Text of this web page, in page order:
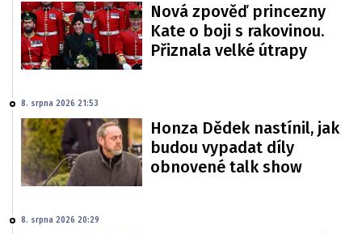
Nová zpověď princezny
Kate o boji s rakovinou.
Přiznala velké útrapy
8. srpna 2026 21:53
Honza Dědek nastínil, jak
budou vypadat díly
obnovené talk show
8. srpna 2026 20:29